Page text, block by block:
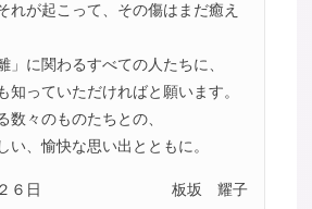
れが起こって、その傷はまだ癒え
」に関わるすべての人たちに、
知っていただければと願います。
数々のものたちとの、
い、愉快な思い出とともに。
６日 板坂 耀子